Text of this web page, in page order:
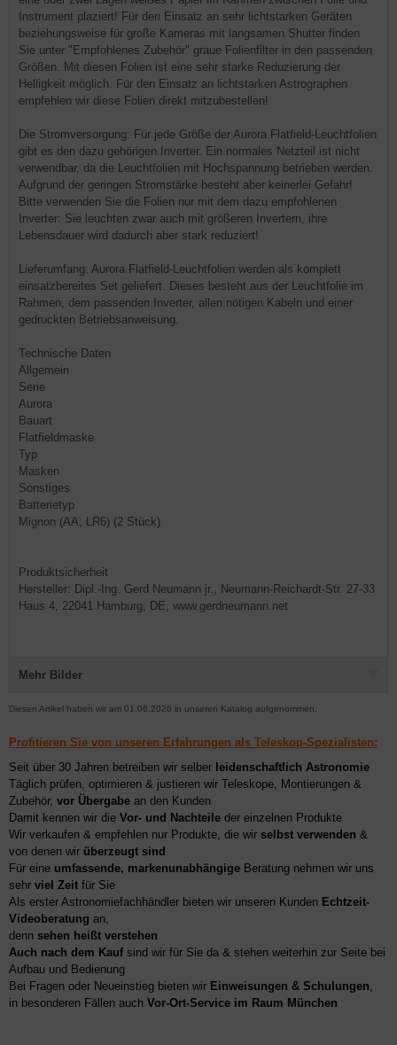
Instrument plaziert! Für den Einsatz an sehr lichtstarken Geräten
beziehungsweise für große Kameras mit langsamen Shutter finden
Sie unter "Empfohlenes Zubehör" graue Folienfilter in den passenden
Größen. Mit diesen Folien ist eine sehr starke Reduzierung der
Helligkeit möglich. Für den Einsatz an lichtstarken Astrographen
empfehlen wir diese Folien direkt mitzubestellen!
Die Stromversorgung: Für jede Größe der Aurora Flatfield-Leuchtfolien
gibt es den dazu gehörigen Inverter. Ein normales Netzteil ist nicht
verwendbar, da die Leuchtfolien mit Hochspannung betrieben werden.
Aufgrund der geringen Stromstärke besteht aber keinerlei Gefahr!
Bitte verwenden Sie die Folien nur mit dem dazu empfohlenen
Inverter: Sie leuchten zwar auch mit größeren Invertern, ihre
Lebensdauer wird dadurch aber stark reduziert!
Lieferumfang: Aurora Flatfield-Leuchtfolien werden als komplett
einsatzbereites Set geliefert. Dieses besteht aus der Leuchtfolie im
Rahmen, dem passenden Inverter, allen nötigen Kabeln und einer
gedruckten Betriebsanweisung.
Technische Daten
Allgemein
Serie
Aurora
Bauart
Flatfieldmaske
Typ
Masken
Sonstiges
Batterietyp
Mignon (AA, LR6) (2 Stück)
Produktsicherheit
Hersteller: Dipl.-Ing. Gerd Neumann jr., Neumann-Reichardt-Str. 27-33
Haus 4, 22041 Hamburg, DE, www.gerdneumann.net
Mehr Bilder
Diesen Artikel haben wir am 01.06.2026 in unseren Katalog aufgenommen.
Profitieren Sie von unseren Erfahrungen als Teleskop-Spezialisten:
Seit über 30 Jahren betreiben wir selber leidenschaftlich Astronomie
Täglich prüfen, optimieren & justieren wir Teleskope, Montierungen &
Zubehör, vor Übergabe an den Kunden
Damit kennen wir die Vor- und Nachteile der einzelnen Produkte
Wir verkaufen & empfehlen nur Produkte, die wir selbst verwenden &
von denen wir überzeugt sind
Für eine umfassende, markenunabhängige Beratung nehmen wir uns
sehr viel Zeit für Sie
Als erster Astronomiefachhändler bieten wir unseren Kunden Echtzeit-
Videoberatung an,
denn sehen heißt verstehen
Auch nach dem Kaufsind wir für Sie da & stehen weiterhin zur Seite bei
Aufbau und Bedienung
Bei Fragen oder Neueinstieg bieten wir Einweisungen & Schulungen,
in besonderen Fällen auch Vor-Ort-Service im Raum München